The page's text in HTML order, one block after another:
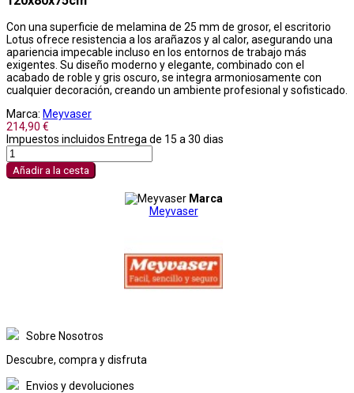
Con una superficie de melamina de 25 mm de grosor, el escritorio
Lotus ofrece resistencia a los arañazos y al calor, asegurando una
apariencia impecable incluso en los entornos de trabajo más
exigentes. Su diseño moderno y elegante, combinado con el
acabado de roble y gris oscuro, se integra armoniosamente con
cualquier decoración, creando un ambiente profesional y sofisticado.
Marca: Meyvaser
214,90 €
Impuestos incluidos Entrega de 15 a 30 dias
Añadir a la cesta
Marca
Meyvaser
Sobre Nosotros
Descubre, compra y disfruta
Envios y devoluciones